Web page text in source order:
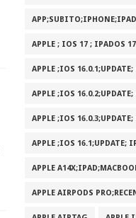
APPLE ; IOS 17 ; IPADOS
APPLE ;IOS
APPLE ;IOS
APPLE ;IOS
APPLE ;IOS 16.1;UPDATE;
APPLE
APPLE AIRPODS